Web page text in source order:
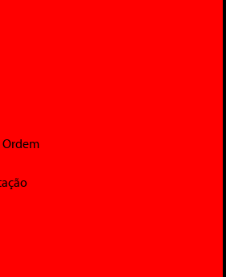
Ordem